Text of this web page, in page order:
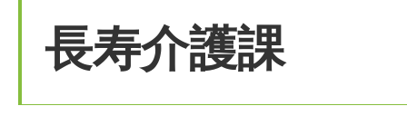
長寿介護課